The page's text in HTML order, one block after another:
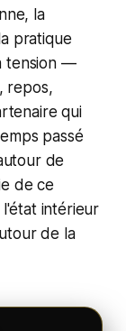
la
pratique
tension —
repos,
qui
passé
de
de ce
intérieur
de la